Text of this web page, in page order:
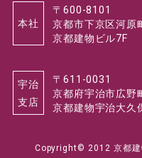
本社
〒600-8101
京都市下京区河原
京都建物ビル7F
宇治
支店
〒611-0031
京都府宇治市広野
京都建物宇治大久
Copyright© 2012 京都